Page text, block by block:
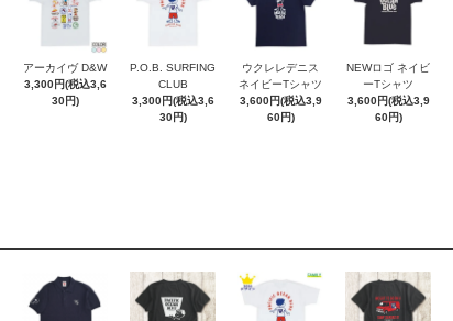
アーカイヴ D&W
3,300円(税込3,6
30円)
P.O.B. SURFING
CLUB
3,300円(税込3,6
30円)
ウクレレデニス
ネイビーTシャツ
3,600円(税込3,9
60円)
NEWロゴ ネイビ
ーTシャツ
3,600円(税込3,9
60円)